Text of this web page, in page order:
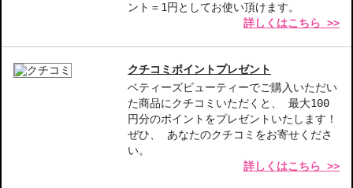
輝きのあるツヤめく唇に。
・サテン：サテンのような上品でなめらかな光沢感。にじみにく
く、唇の輪郭を際立たせます。
・マット：マットなのに、唇が乾きにくい独自フォーミュラ。軽や
かな付け心地で、鮮やかカラーが持続。
ポップな発色-明るい印象を与える鮮やかなカラー展開。
多彩な仕上がり-シャイン、サテン、マットから選べる3つの仕上が
ント＝1円としてお使い頂けます。
詳しくはこちら >>
クチコミポイントプレゼント
ベティーズビューティーでご購入いただい
た商品にクチコミいただくと、 最大100
円分のポイントをプレゼントいたします！
ぜひ、 あなたのクチコミをお寄せくださ
い。
詳しくはこちら >>